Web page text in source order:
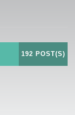
192 POST(S)